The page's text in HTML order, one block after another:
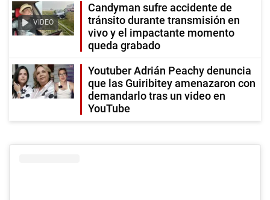
VIDEO
Candyman sufre accidente de
tránsito durante transmisión en
vivo y el impactante momento
queda grabado
Youtuber Adrián Peachy denuncia
que las Guiribitey amenazaron con
demandarlo tras un video en
YouTube